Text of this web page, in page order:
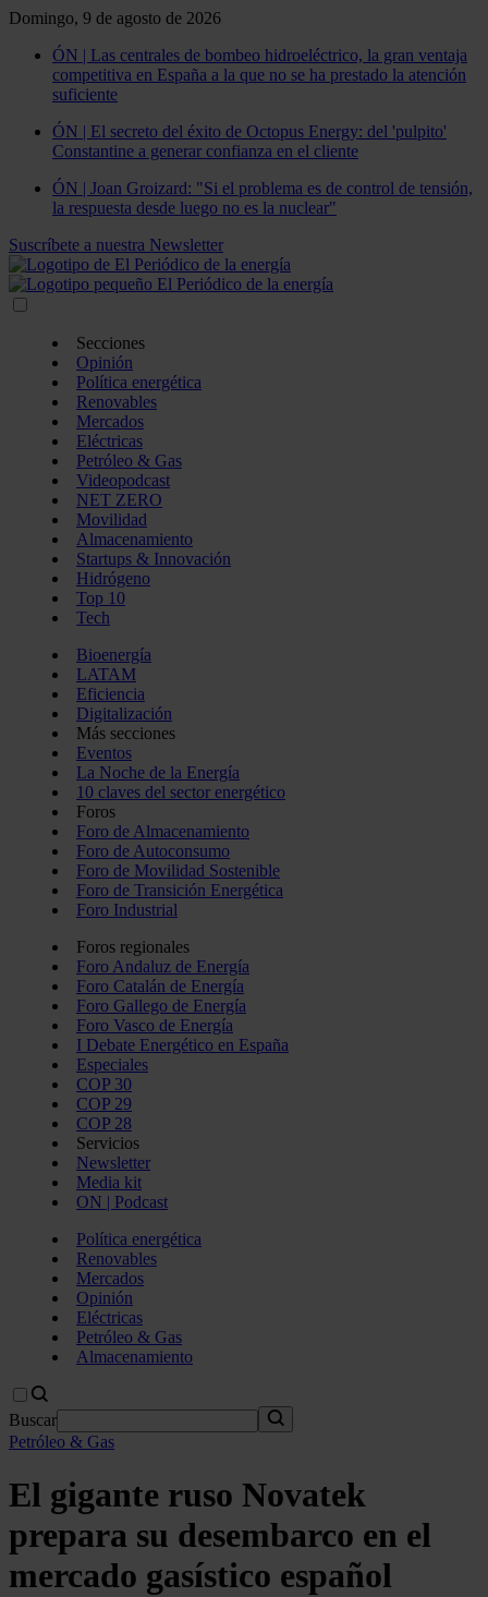
Domingo, 9 de agosto de 2026
ÓN | Las centrales de bombeo hidroeléctrico, la gran ventaja
competitiva en España a la que no se ha prestado la atención
suficiente
ÓN | El secreto del éxito de Octopus Energy: del 'pulpito'
Constantine a generar confianza en el cliente
ÓN | Joan Groizard: "Si el problema es de control de tensión,
la respuesta desde luego no es la nuclear"
Suscríbete a nuestra Newsletter
Secciones
Opinión
Política energética
Renovables
Mercados
Eléctricas
Petróleo & Gas
Videopodcast
NET ZERO
Movilidad
Almacenamiento
Startups & Innovación
Hidrógeno
Top 10
Tech
Bioenergía
LATAM
Eficiencia
Digitalización
Más secciones
Eventos
La Noche de la Energía
10 claves del sector energético
Foros
Foro de Almacenamiento
Foro de Autoconsumo
Foro de Movilidad Sostenible
Foro de Transición Energética
Foro Industrial
Foros regionales
Foro Andaluz de Energía
Foro Catalán de Energía
Foro Gallego de Energía
Foro Vasco de Energía
I Debate Energético en España
Especiales
COP 30
COP 29
COP 28
Servicios
Newsletter
Media kit
ON | Podcast
Política energética
Renovables
Mercados
Opinión
Eléctricas
Petróleo & Gas
Almacenamiento
Buscar
Petróleo & Gas
El gigante ruso Novatek
prepara su desembarco en el
mercado gasístico español